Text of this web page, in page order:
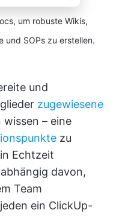
um robuste Wikis,
und SOPs zu erstellen.
und
zugewiesene
– eine
zu
Echtzeit
davon,
Team
ein ClickUp-